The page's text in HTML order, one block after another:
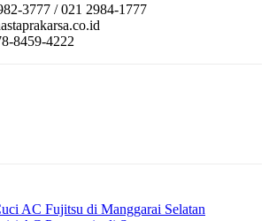
3777 / 021 2984-1777
8459-4222
AC Fujitsu di Manggarai Selatan